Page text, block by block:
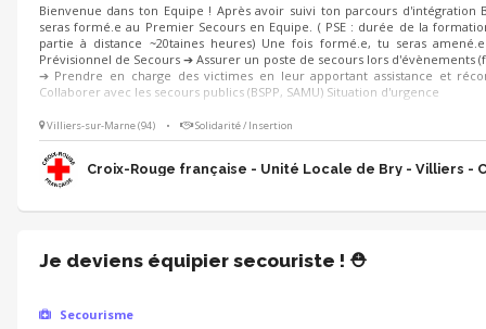
Bienvenue dans ton Equipe ! Après avoir suivi ton parcours d'intégration
seras formé.e au Premier Secours en Equipe. ( PSE : durée de la
partie à distance ~20taines heures) Une fois formé.e, tu seras
Prévisionnel de Secours ➔ Assurer un poste de secours lors d'évènements
➔ Prendre en charge des victimes en leur apportant assistance et
Collaborer avec les secours publics (BSPP, SAMU) Situation d'urgence
Villiers-sur-Marne (94) • Solidarité / Insertion
Croix-Rouge française - Unité Locale de Bry - Villiers -
Je deviens équipier secouriste ! ⛑️
Secourisme